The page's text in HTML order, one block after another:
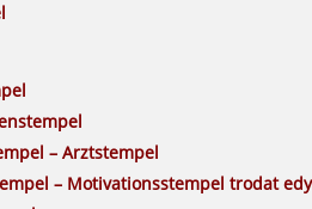
– Arztstempel
– Motivationsstempel trodat
inklusive Kissen Textilband und
Etiketten